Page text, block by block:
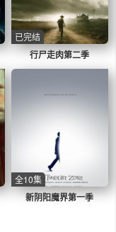
行尸走肉第二季
已完结
新阴阳魔界第一季
全10集